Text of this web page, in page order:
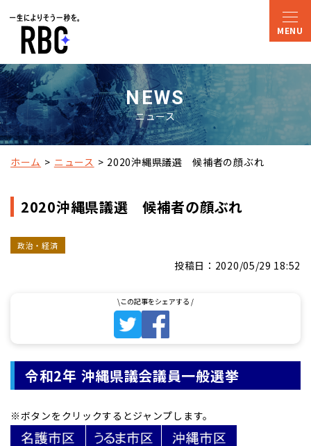
NEWS
ニュース
ホーム ニュース 2020沖縄県議選　候補者の顔ぶれ
2020沖縄県議選 候補者の顔ぶれ
政治・経済
投稿日：2020/05/29 18:52
令和2年 沖縄県議会議員一般選挙
※ボタンをクリックするとジャンプします。